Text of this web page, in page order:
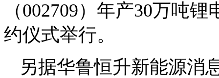
（002709）年产30万吨
约仪式举行。
另据华鲁恒升新能源消